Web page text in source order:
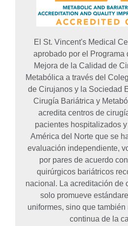
El St. Vincent's Medical
aprobado por el Programa
Mejora de la Calidad de
Metabólica a través del
de Cirujanos y la Sociedad
Cirugía Bariátrica y
acredita centros de
pacientes hospitalizados
América del Norte que se
evaluación independiente,
por pares de acuerdo
quirúrgicos bariátricos
nacional. La acreditación de
solo promueve
uniformes, sino que
continua de la